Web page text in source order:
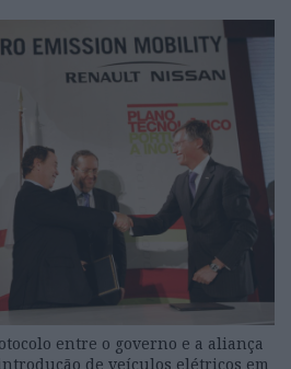
entre o governo e a aliança
de veículos elétricos em